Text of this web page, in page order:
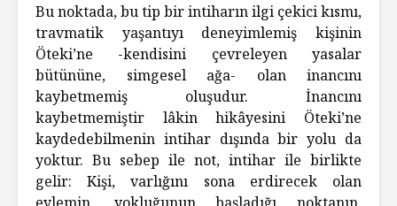
Bu noktada, bu tip bir intiharın ilgi çekici kısmı,
travmatik yaşantıyı deneyimlemiş kişinin
Öteki’ne -kendisini çevreleyen yasalar
bütününe, simgesel ağa- olan inancını
kaybetmemiş oluşudur. İnancını
kaybetmemiştir lâkin hikâyesini Öteki’ne
kaydedebilmenin intihar dışında bir yolu da
yoktur. Bu sebep ile not, intihar ile birlikte
gelir: Kişi, varlığını sona erdirecek olan